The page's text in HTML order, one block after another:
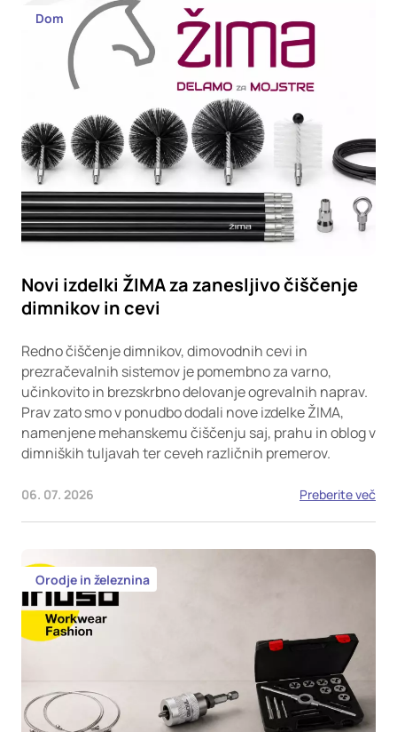
Dom
Novi izdelki ŽIMA za zanesljivo čiščenje
dimnikov in cevi
Redno čiščenje dimnikov, dimovodnih cevi in
prezračevalnih sistemov je pomembno za varno,
učinkovito in brezskrbno delovanje ogrevalnih naprav.
Prav zato smo v ponudbo dodali nove izdelke ŽIMA,
namenjene mehanskemu čiščenju saj, prahu in oblog v
dimniških tuljavah ter ceveh različnih premerov.
06. 07. 2026 Preberite več
Orodje in železnina